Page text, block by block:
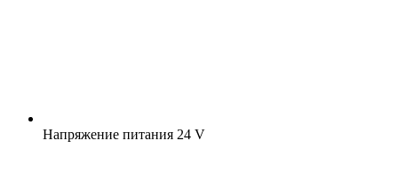
Напряжение питания 24 V